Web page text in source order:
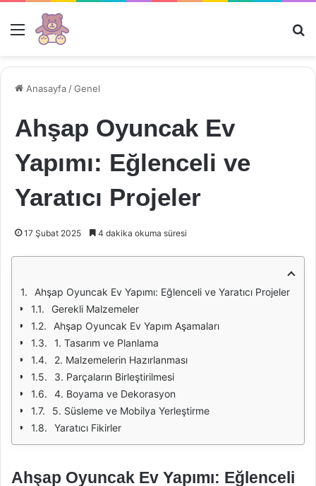
Menü
Anasayfa /Genel
Ahşap Oyuncak Ev
Yapımı: Eğlenceli ve
Yaratıcı Projeler
17 Şubat 2025 4 dakika okuma süresi
Ahşap Oyuncak Ev Yapımı: Eğlenceli ve Yaratıcı Projeler
Gerekli Malzemeler
Ahşap Oyuncak Ev Yapım Aşamaları
1. Tasarım ve Planlama
2. Malzemelerin Hazırlanması
3. Parçaların Birleştirilmesi
4. Boyama ve Dekorasyon
5. Süsleme ve Mobilya Yerleştirme
Yaratıcı Fikirler
Ahşap Oyuncak Ev Yapımı: Eğlenceli